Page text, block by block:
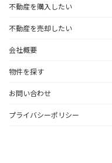
不動産を購入したい
不動産を売却したい
会社概要
物件を探す
お問い合わせ
プライバシーポリシー